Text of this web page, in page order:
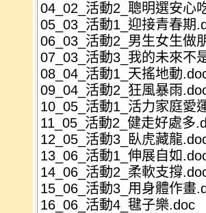
04_02_活動2_聰明選安心
05_03_活動1_迎接青春期
06_03_活動2_男生女生做
07_03_活動3_我的未來不
08_04_活動1_天搖地動
09_04_活動2_狂風暴雨
10_05_活動1_活力家庭愛
11_05_活動2_健走好處多
12_05_活動3_臥虎藏龍
13_06_活動1_伸展自如
14_06_活動2_柔軟支撐
15_06_活動3_用身體作畫
16_06_活動4_毽子樂.doc